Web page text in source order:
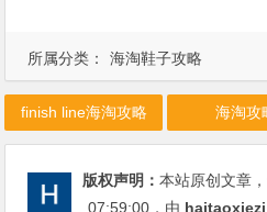
所属分类： 海淘鞋子攻略
finish line海淘攻略 海淘攻
版权声明：本站原创文章
07:59:00 ，由 haitaoxiezi